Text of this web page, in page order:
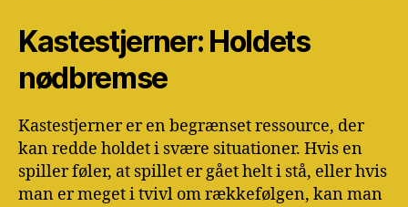
Kastestjerner: Holdets
nødbremse
Kastestjerner er en begrænset ressource, der
kan redde holdet i svære situationer. Hvis en
spiller føler, at spillet er gået helt i stå, eller hvis
man er meget i tvivl om rækkefølgen, kan man